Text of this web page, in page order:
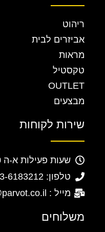
ריהוט
אביזרים לבית
מראות
טקסטיל
OUTLET
מבצעים
שירות לקוחות
שעות פעילות א-ה 10:00-16:00
טלפון: 03-6183212
מייל : Moshe@parvot.co.il
משלוחים